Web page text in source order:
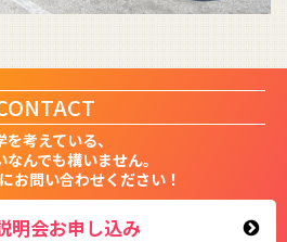
を考えている、
んでも構いません。
お問い合わせください！
明会お申し込み